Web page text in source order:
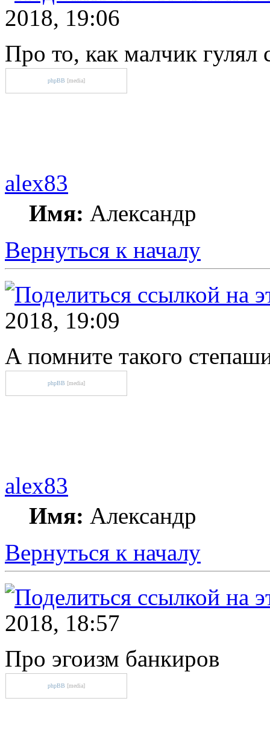
2018, 19:06
Про то, как малчик гулял
phpBB [media]
alex83
Имя: Александр
Вернуться к началу
2018, 19:09
А помните такого
phpBB [media]
alex83
Имя: Александр
Вернуться к началу
2018, 18:57
Про эгоизм банкиров
phpBB [media]